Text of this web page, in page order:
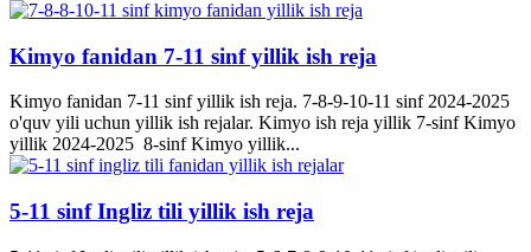
Kimyo fanidan 7-11 sinf yillik ish reja
Kimyo fanidan 7-11 sinf yillik ish reja. 7-8-9-10-11 sinf 2024-2025
o'quv yili uchun yillik ish rejalar. Kimyo ish reja yillik 7-sinf Kimyo
yillik 2024-2025 8-sinf Kimyo yillik...
5-11 sinf Ingliz tili yillik ish reja